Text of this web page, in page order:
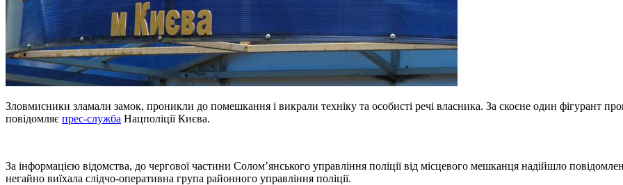
Зловмисники зламали замок, проникли до помешкання і викрали техніку та особисті речі власника. За скоєне один фігурант
повідомляє прес-служба Нацполіції Києва.
За інформацією відомства, до чергової частини Солом’янського управління поліції від місцевого мешканця надійшло
негайно виїхала слідчо-оперативна група районного управління поліції.